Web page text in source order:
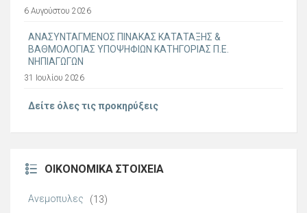
6 Αυγούστου 2026
ΑΝΑΣΥΝΤΑΓΜΕΝΟΣ ΠΙΝΑΚΑΣ ΚΑΤΑΤΑΞΗΣ &
ΒΑΘΜΟΛΟΓΙΑΣ ΥΠΟΨΗΦΙΩΝ ΚΑΤΗΓΟΡΙΑΣ Π.Ε.
ΝΗΠΙΑΓΩΓΩΝ
31 Ιουλίου 2026
Δείτε όλες τις προκηρύξεις
ΟΙΚΟΝΟΜΙΚΆ ΣΤΟΙΧΕΊΑ
Ανεμοπυλες (13)